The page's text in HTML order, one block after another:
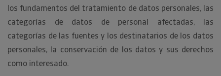
los fundamentos del tratamiento de datos personales, las
categorías de datos de personal afectadas, las
categorías de las fuentes y los destinatarios de los datos
personales, la conservación de los datos y sus derechos
como interesado.